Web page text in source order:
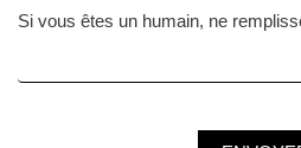
Si vous êtes un humain, ne